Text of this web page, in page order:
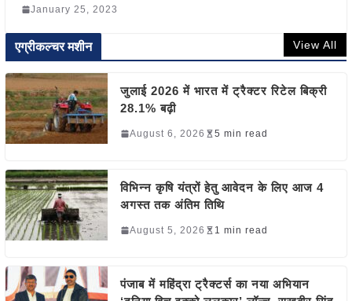
January 25, 2023
एग्रीकल्चर मशीन View All
जुलाई 2026 में भारत में ट्रैक्टर रिटेल बिक्री
28.1% बढ़ी
August 6, 2026 5 min read
विभिन्न कृषि यंत्रों हेतु आवेदन के लिए आज 4
अगस्त तक अंतिम तिथि
August 5, 2026 1 min read
पंजाब में महिंद्रा ट्रैक्टर्स का नया अभियान